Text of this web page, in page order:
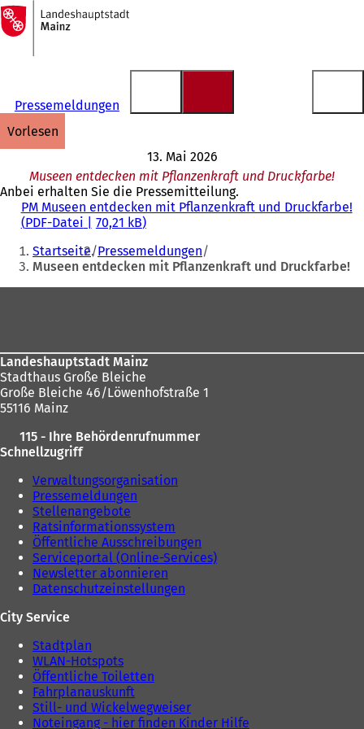
Inhalt anspringen
Zur
Startseite
Pressemeldungen
vorlesen
13. Mai 2026
Museen entdecken mit Pflanzenkraft und Druckfarbe!
Anbei erhalten Sie die Pressemitteilung.
PM Museen entdecken mit Pflanzenkraft und Druckfarbe!
PDF-Datei 70,21 kB
Sie
befinden
sich
Startseite Pressemeldungen
Museen entdecken mit Pflanzenkraft und Druckfarbe!
Landeshauptstadt Mainz
Stadthaus Große Bleiche
Große Bleiche 46/Löwenhofstraße 1
55116 Mainz
115 - Ihre Behördenrufnummer
Schnellzugriff
Verwaltungsorganisation
Pressemeldungen
Stellenangebote
Ratsinformationssystem
Öffentliche Ausschreibungen
Serviceportal (Online-Services)
Newsletter abonnieren
Datenschutzeinstellungen
City Service
Stadtplan
WLAN-Hotspots
Öffentliche Toiletten
Fahrplanauskunft
Still- und Wickelwegweiser
Noteingang - hier finden Kinder Hilfe